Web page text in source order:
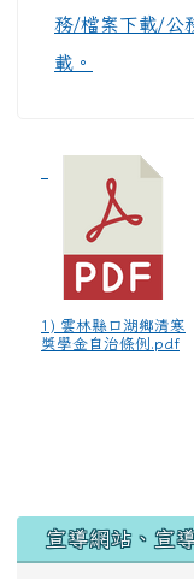
務/檔案下載/公
載。
1) 雲林縣口湖鄉清寒
獎學金自治條例.pdf
宣導網站、宣